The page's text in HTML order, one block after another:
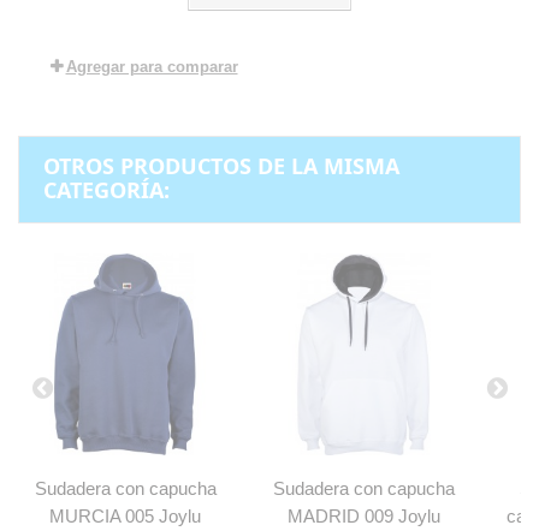
Agregar para comparar
OTROS PRODUCTOS DE LA MISMA
CATEGORÍA:
Sudadera con capucha
MURCIA 005 Joylu
Sudadera con capucha
MADRID 009 Joylu